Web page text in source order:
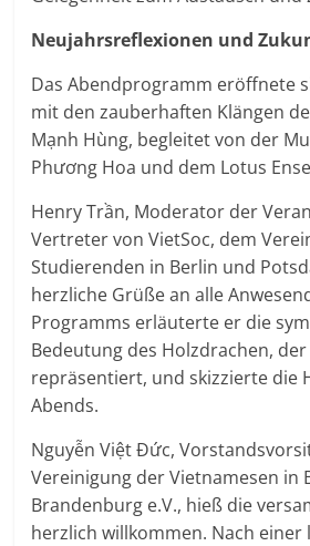
Neujahrsreflexionen und
Das Abendprogramm eröffnete
mit den zauberhaften Klängen
Mạnh Hùng, begleitet von der
Phương Hoa und dem Lotus
Henry Trần, Moderator der
Vertreter von VietSoc, dem
Studierenden in Berlin und
herzliche Grüße an alle
Programms erläuterte er die
Bedeutung des Holzdrachen, der
repräsentiert, und skizzierte die
Abends.
Nguyễn Việt Đức,
Vereinigung der Vietnamesen in
Brandenburg e.V., hieß die
herzlich willkommen. Nach einer